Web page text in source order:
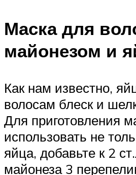
Маска для
майонезом и
Как нам известно,
волосам блеск и
Для приготовления
использовать не
яйца, добавьте к 2
майонеза 3